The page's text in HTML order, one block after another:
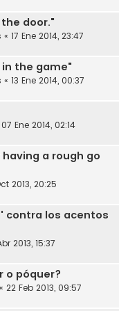
door."
« 17 Ene 2014, 23:47
the game"
« 13 Ene 2014, 00:37
07 Ene 2014, 02:14
a rough go
2013, 20:25
contra los acentos
2013, 15:37
o póquer?
« 22 Feb 2013, 09:57